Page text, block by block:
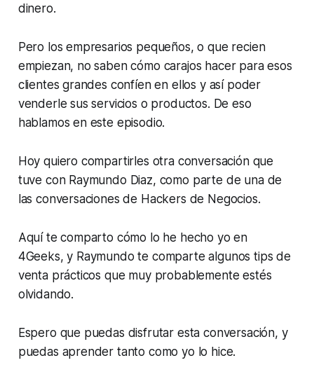
dinero.
Pero los empresarios pequeños, o que recien
empiezan, no saben cómo carajos hacer para esos
clientes grandes confíen en ellos y así poder
venderle sus servicios o productos. De eso
hablamos en este episodio.
Hoy quiero compartirles otra conversación que
tuve con Raymundo Diaz, como parte de una de
las conversaciones de Hackers de Negocios.
Aquí te comparto cómo lo he hecho yo en
4Geeks, y Raymundo te comparte algunos tips de
venta prácticos que muy probablemente estés
olvidando.
Espero que puedas disfrutar esta conversación, y
puedas aprender tanto como yo lo hice.